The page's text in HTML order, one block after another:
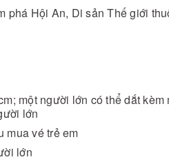
phá Hội An, Di sản Thế giới
một người lớn có thể dắt kèm
lớn
mua vé trẻ em
lớn